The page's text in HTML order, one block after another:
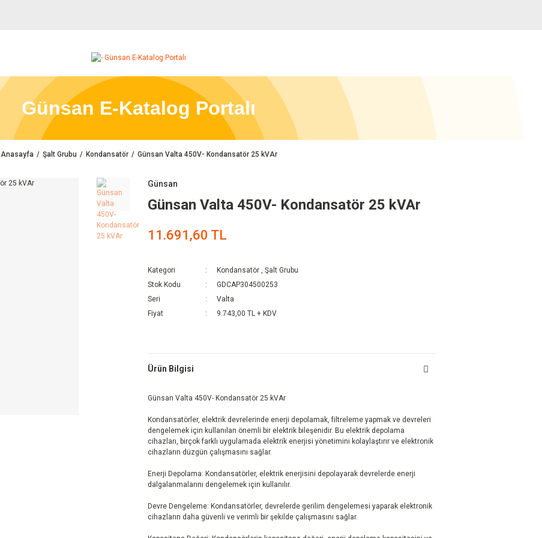
Günsan E-Katalog Portalı
Anasayfa Şalt Grubu Kondansatör Günsan Valta 450V- Kondansatör 25 kVAr
Günsan
Günsan Valta 450V- Kondansatör 25 kVAr
11.691,60 TL
Kategori Kondansatör , Şalt Grubu
Stok Kodu
GDCAP304500253
Seri
Valta
Fiyat
9.743,00 TL + KDV
Ürün Bilgisi
Günsan Valta 450V- Kondansatör 25 kVAr
Kondansatörler, elektrik devrelerinde enerji depolamak, filtreleme yapmak ve devreleri
dengelemek için kullanılan önemli bir elektrik bileşenidir. Bu elektrik depolama
cihazları, birçok farklı uygulamada elektrik enerjisi yönetimini kolaylaştırır ve elektronik
cihazların düzgün çalışmasını sağlar.
Enerji Depolama: Kondansatörler, elektrik enerjisini depolayarak devrelerde enerji
dalgalanmalarını dengelemek için kullanılır.
Devre Dengeleme: Kondansatörler, devrelerde gerilim dengelemesi yaparak elektronik
cihazların daha güvenli ve verimli bir şekilde çalışmasını sağlar.